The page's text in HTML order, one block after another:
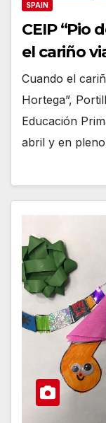
SPAIN
CEIP “Pio
el cariño
Cuando el
Hortega”,
Educación
abril y en